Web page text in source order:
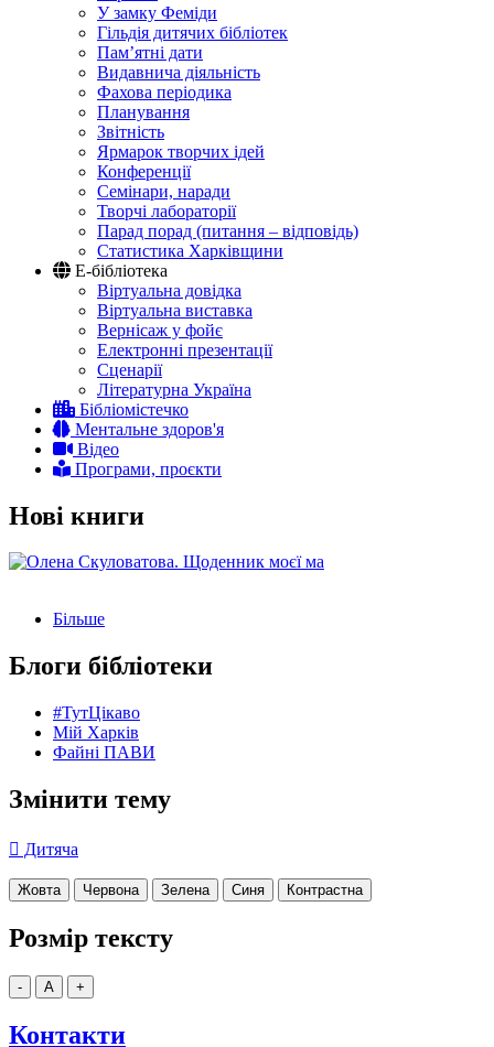
У замку Феміди
Гільдія дитячих бібліотек
Пам’ятні дати
Видавнича діяльність
Фахова періодика
Планування
Звітність
Ярмарок творчих ідей
Конференції
Семінари, наради
Творчі лабораторії
Парад порад (питання – відповідь)
Статистика Харківщини
Е-бібліотека
Віртуальна довідка
Віртуальна виставка
Вернісаж у фойє
Електронні презентації
Сценарії
Літературна Україна
Бібліомістечко
Ментальне здоров'я
Відео
Програми, проєкти
Нові книги
Більше
Блоги бібліотеки
#ТутЦікаво
Мій Харків
Файні ПАВИ
Змінити тему
Дитяча
Жовта Червона Зелена Синя Контрастна
Розмір тексту
- A +
Контакти